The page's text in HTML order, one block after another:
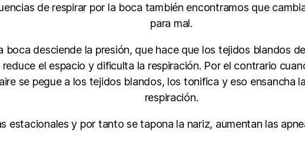
de respirar por la boca también encontramos que
para mal.
boca desciende la presión, que hace que los tejidos blandos
el espacio y dificulta la respiración. Por el contrario
se pegue a los tejidos blandos, los tonifica y eso ensancha
respiración.
estacionales y por tanto se tapona la nariz, aumentan las